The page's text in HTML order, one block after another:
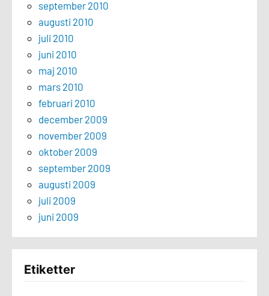
september 2010
augusti 2010
juli 2010
juni 2010
maj 2010
mars 2010
februari 2010
december 2009
november 2009
oktober 2009
september 2009
augusti 2009
juli 2009
juni 2009
Etiketter